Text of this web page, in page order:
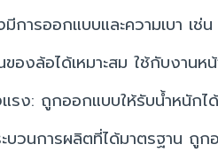
มีการออกแบบและความเบา เ
ของล้อได้เหมาะสม ใช้กับง
รง: ถูกออกแบบให้รับน้ำหนัก
บวนการผลิตที่ได้มาตรฐาน ถู